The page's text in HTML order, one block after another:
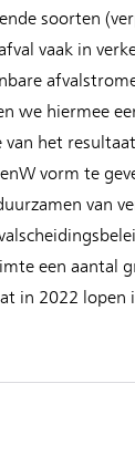
soorten
vaak in
we hiermee
het
vorm te
van
een aantal
in 2022